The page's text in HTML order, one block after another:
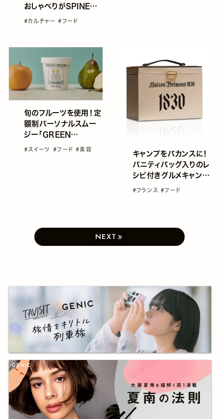
おしゃべりがSPINEAR
やPodcastsで楽しめ
#カルチャー#フード
旬のフルーツを使用！定
額制パーソナルスムー
ジー「GREEN
SPOON」の夏だけ個数
#スイーツ#フード#美容
キャンプをバカンスに！
バニティバッグ入りのレ
シピ付きグルメキャンプ
セットが登場
#フランス#フード